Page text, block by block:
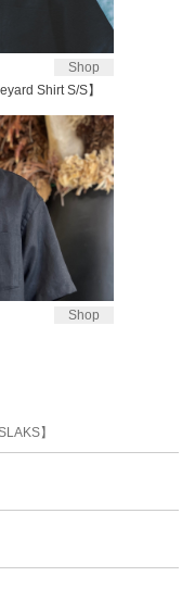
Shop
Shirt S/S】
Shop
】